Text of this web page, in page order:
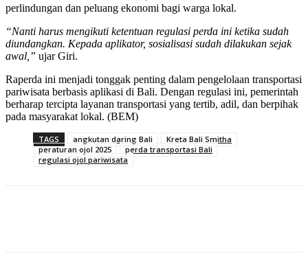
perlindungan dan peluang ekonomi bagi warga lokal.
“Nanti harus mengikuti ketentuan regulasi perda ini ketika sudah
diundangkan. Kepada aplikator, sosialisasi sudah dilakukan sejak
awal,” ujar Giri.
Raperda ini menjadi tonggak penting dalam pengelolaan transportasi
pariwisata berbasis aplikasi di Bali. Dengan regulasi ini, pemerintah
berharap tercipta layanan transportasi yang tertib, adil, dan berpihak
pada masyarakat lokal. (BEM)
TAGS angkutan daring Bali
Kreta Bali Smitha
peraturan ojol 2025
perda transportasi Bali
regulasi ojol pariwisata